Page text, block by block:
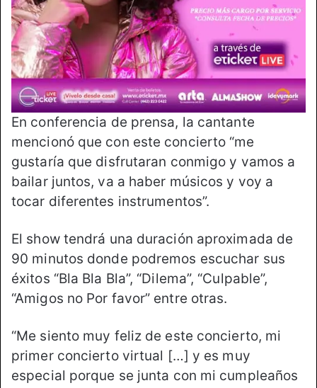
En conferencia de prensa, la cantante
mencionó que con este concierto “me
gustaría que disfrutaran conmigo y vamos a
bailar juntos, va a haber músicos y voy a
tocar diferentes instrumentos”.
El show tendrá una duración aproximada de
90 minutos donde podremos escuchar sus
éxitos “Bla Bla Bla”, “Dilema”, “Culpable”,
“Amigos no Por favor” entre otras.
“Me siento muy feliz de este concierto, mi
primer concierto virtual […] y es muy
especial porque se junta con mi cumpleaños